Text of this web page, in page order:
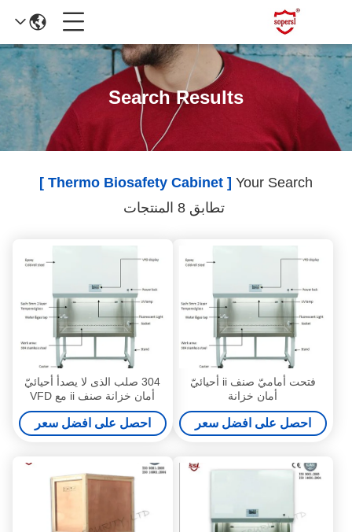
Search Results
Your Search
[ Thermo Biosafety Cabinet ]
تطابق 8 المنتجات
فتحت أماميّ صنف ii أحيائيّ
أمان خزانة
احصل على افضل سعر
304 صلب الذى لا يصدأ أحيائيّ
أمان خزانة صنف ii مع VFD
عرض 1300IIA2
احصل على افضل سعر